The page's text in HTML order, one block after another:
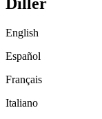
English
Español
Français
Italiano